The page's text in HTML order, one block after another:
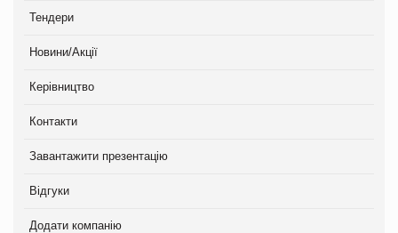
Тендери
Новини/Акції
Керівництво
Контакти
Завантажити презентацію
Відгуки
Додати компанію